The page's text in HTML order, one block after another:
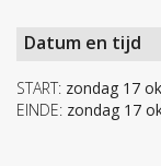
Datum en tijd
START: zondag 17
EINDE: zondag 17